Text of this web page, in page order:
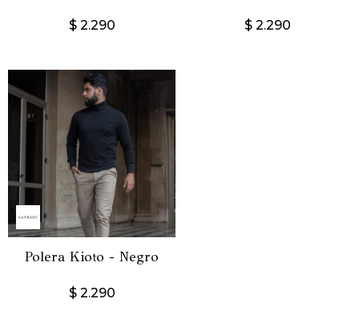
$ 2.290 $ 2.290
Polera Kioto - Negro
$ 2.290